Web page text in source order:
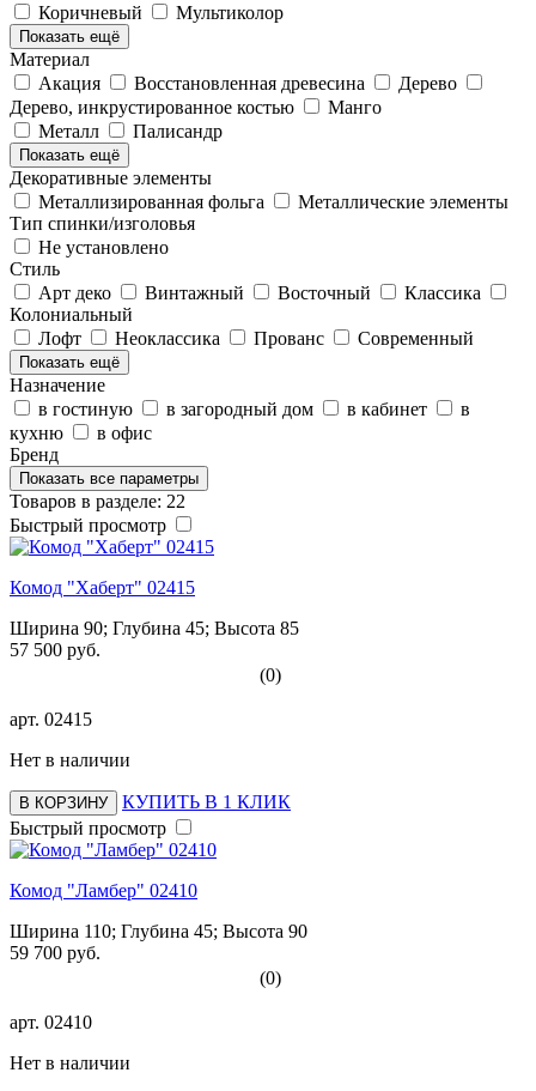
Коричневый
Мультиколор
Показать ещё
Материал
Акация
Восстановленная древесина
Дерево
Дерево, инкрустированное костью
Манго
Металл
Палисандр
Показать ещё
Декоративные элементы
Металлизированная фольга
Металлические элементы
Тип спинки/изголовья
Не установлено
Стиль
Арт деко
Винтажный Восточный
Классика
Колониальный
Лофт
Неоклассика Прованс Современный
Показать ещё
Назначение
в гостиную
в загородный дом в кабинет
в
кухню
в офис
Бренд
Показать все параметры
Товаров в разделе: 22
Быстрый просмотр
Комод "Хаберт" 02415
Ширина 90; Глубина 45; Высота 85
57 500 руб.
(0)
арт. 02415
Нет в наличии
В КОРЗИНУ
КУПИТЬ В 1 КЛИК
Быстрый просмотр
Комод "Ламбер" 02410
Ширина 110; Глубина 45; Высота 90
59 700 руб.
(0)
арт. 02410
Нет в наличии